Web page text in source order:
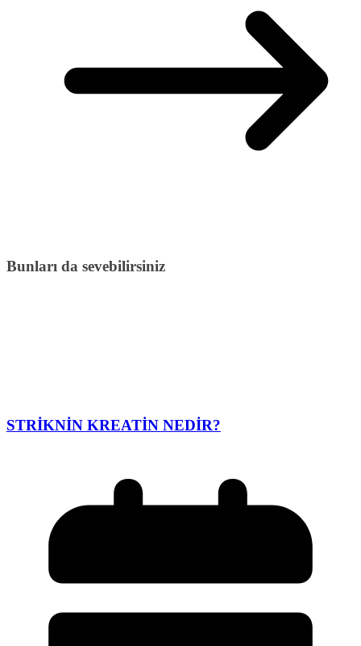
Bunları da sevebilirsiniz
STRİKNİN KREATİN NEDİR?